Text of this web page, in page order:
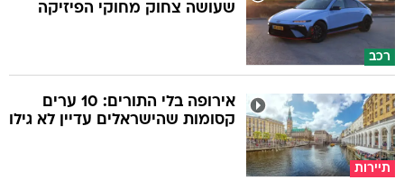
רכב
שעושה צחוק מחוקי הפיזיקה
תיירות
אירופה בלי התורים: 10 ערים
קסומות שהישראלים עדיין לא גילו